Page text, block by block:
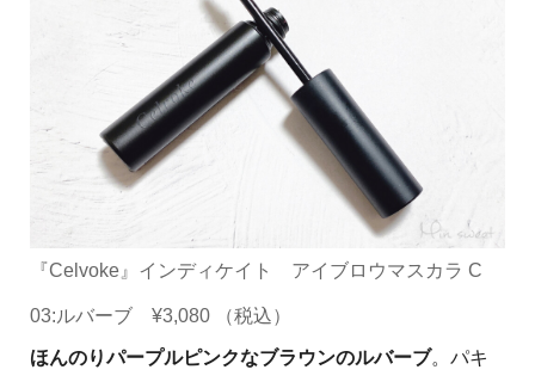
『Celvoke』インディケイト アイブロウマスカラ C
03:ルバーブ ¥3,080 （税込）
ほんのりパープルピンクなブラウンのルバーブ。パキ